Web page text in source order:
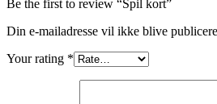
Be the first to review “Spil kort”
Din e-mailadresse vil ikke blive
Your rating *